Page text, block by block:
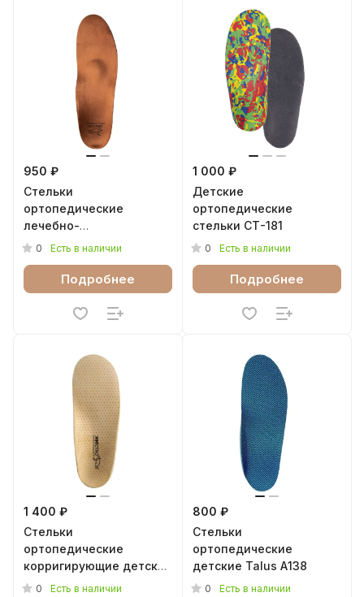
950 ₽
Стельки
ортопедические
лечебно-
профилактические
0 Есть в наличии
Подробнее
1 000 ₽
Детские
ортопедические
стельки СТ-181
0 Есть в наличии
Подробнее
1 400 ₽
Стельки
ортопедические
корригирующие детские
Забота Talus 18К
0 Есть в наличии
800 ₽
Стельки
ортопедические
детские Talus А138
0 Есть в наличии